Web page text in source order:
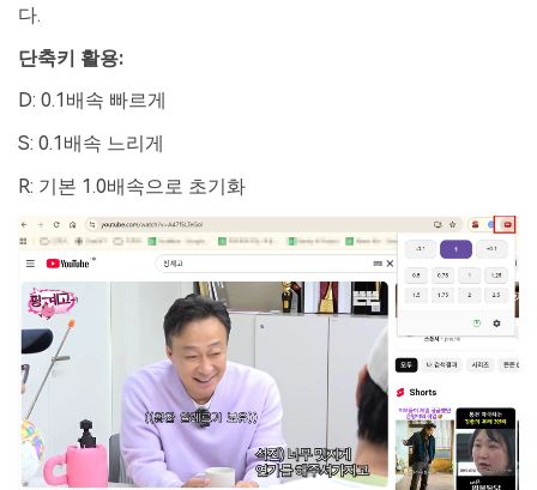
다.
단축키 활용:
D: 0.1배속 빠르게
S: 0.1배속 느리게
R: 기본 1.0배속으로 초기화